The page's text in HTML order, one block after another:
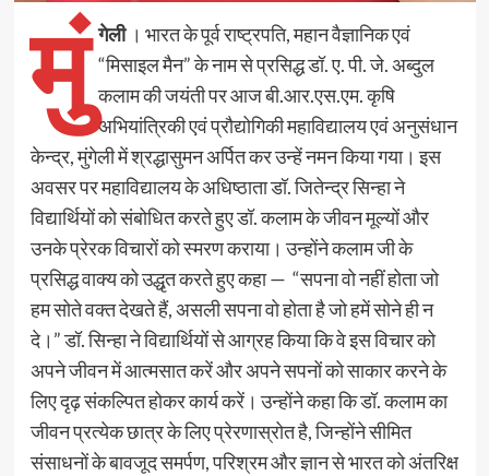
मुं गेली। भारत के पूर्व राष्ट्रपति, महान वैज्ञानिक एवं
“मिसाइल मैन” के नाम से प्रसिद्ध डॉ. ए. पी. जे. अब्दुल
कलाम की जयंती पर आज बी.आर.एस.एम. कृषि
अभियांत्रिकी एवं प्रौद्योगिकी महाविद्यालय एवं अनुसंधान
केन्द्र, मुंगेली में श्रद्धासुमन अर्पित कर उन्हें नमन किया गया। इस
अवसर पर महाविद्यालय के अधिष्ठाता डॉ. जितेन्द्र सिन्हा ने
विद्यार्थियों को संबोधित करते हुए डॉ. कलाम के जीवन मूल्यों और
उनके प्रेरक विचारों को स्मरण कराया। उन्होंने कलाम जी के
प्रसिद्ध वाक्य को उद्धृत करते हुए कहा — “सपना वो नहीं होता जो
हम सोते वक्त देखते हैं, असली सपना वो होता है जो हमें सोने ही न
दे।” डॉ. सिन्हा ने विद्यार्थियों से आग्रह किया कि वे इस विचार को
अपने जीवन में आत्मसात करें और अपने सपनों को साकार करने के
लिए दृढ़ संकल्पित होकर कार्य करें। उन्होंने कहा कि डॉ. कलाम का
जीवन प्रत्येक छात्र के लिए प्रेरणास्रोत है, जिन्होंने सीमित
संसाधनों के बावजूद समर्पण, परिश्रम और ज्ञान से भारत को अंतरिक्ष